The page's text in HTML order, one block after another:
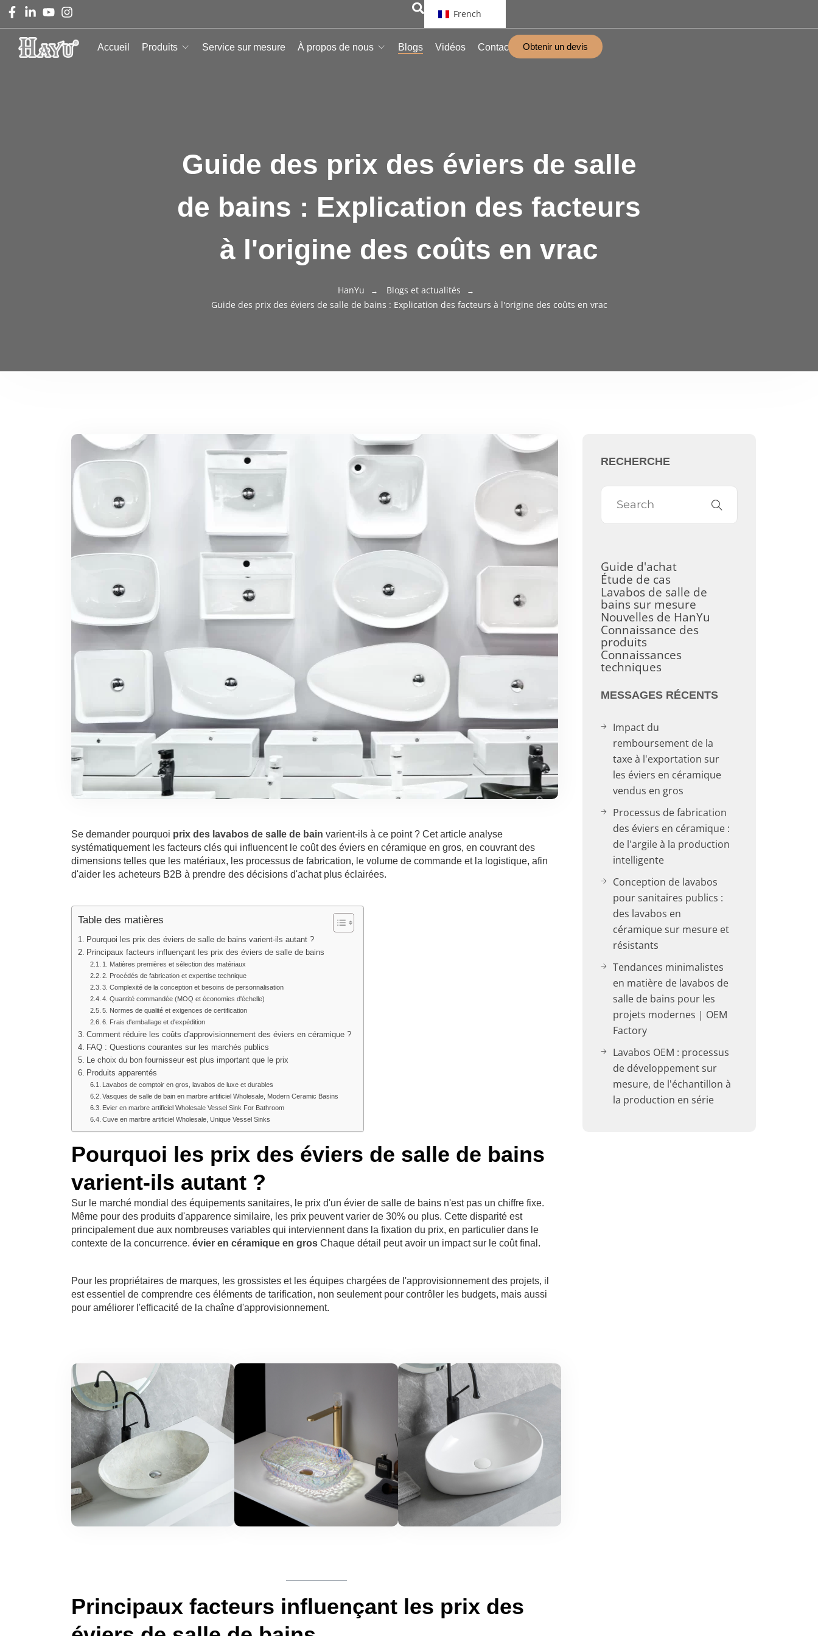
French
Accueil Produits Service sur mesure À propos de nous Blogs Vidéos Contact Obtenir un devis
Guide des prix des éviers de salle
de bains : Explication des facteurs
à l'origine des coûts en vrac
HanYu
Blogs et actualités
Guide des prix des éviers de salle de bains : Explication des facteurs à l'origine des coûts en vrac
Se demander pourquoi prix des lavabos de salle de bain varient-ils à ce point ? Cet article analyse
systématiquement les facteurs clés qui influencent le coût des éviers en céramique en gros, en couvrant des
dimensions telles que les matériaux, les processus de fabrication, le volume de commande et la logistique, afin
d'aider les acheteurs B2B à prendre des décisions d'achat plus éclairées.
Table des matières
Pourquoi les prix des éviers de salle de bains varient-ils autant ?
Principaux facteurs influençant les prix des éviers de salle de bains
1. Matières premières et sélection des matériaux
2. Procédés de fabrication et expertise technique
3. Complexité de la conception et besoins de personnalisation
4. Quantité commandée (MOQ et économies d'échelle)
5. Normes de qualité et exigences de certification
6. Frais d'emballage et d'expédition
Comment réduire les coûts d'approvisionnement des éviers en céramique ?
FAQ : Questions courantes sur les marchés publics
Le choix du bon fournisseur est plus important que le prix
Produits apparentés
Lavabos de comptoir en gros, lavabos de luxe et durables
Vasques de salle de bain en marbre artificiel Wholesale, Modern Ceramic Basins
Evier en marbre artificiel Wholesale Vessel Sink For Bathroom
Cuve en marbre artificiel Wholesale, Unique Vessel Sinks
Pourquoi les prix des éviers de salle de bains
varient-ils autant ?
Sur le marché mondial des équipements sanitaires, le prix d'un évier de salle de bains n'est pas un chiffre fixe.
Même pour des produits d'apparence similaire, les prix peuvent varier de 30% ou plus. Cette disparité est
principalement due aux nombreuses variables qui interviennent dans la fixation du prix, en particulier dans le
contexte de la concurrence. évier en céramique en gros Chaque détail peut avoir un impact sur le coût final.
Pour les propriétaires de marques, les grossistes et les équipes chargées de l'approvisionnement des projets, il
est essentiel de comprendre ces éléments de tarification, non seulement pour contrôler les budgets, mais aussi
pour améliorer l'efficacité de la chaîne d'approvisionnement.
Principaux facteurs influençant les prix des
RECHERCHE
Guide d'achat
Étude de cas
Lavabos de salle de
bains sur mesure
Nouvelles de HanYu
Connaissance des
produits
Connaissances
techniques
MESSAGES RÉCENTS
Impact du
remboursement de la
taxe à l'exportation sur
les éviers en céramique
vendus en gros
Processus de fabrication
des éviers en céramique :
de l'argile à la production
intelligente
Conception de lavabos
pour sanitaires publics :
des lavabos en
céramique sur mesure et
résistants
Tendances minimalistes
en matière de lavabos de
salle de bains pour les
projets modernes | OEM
Factory
Lavabos OEM : processus
de développement sur
mesure, de l'échantillon à
la production en série